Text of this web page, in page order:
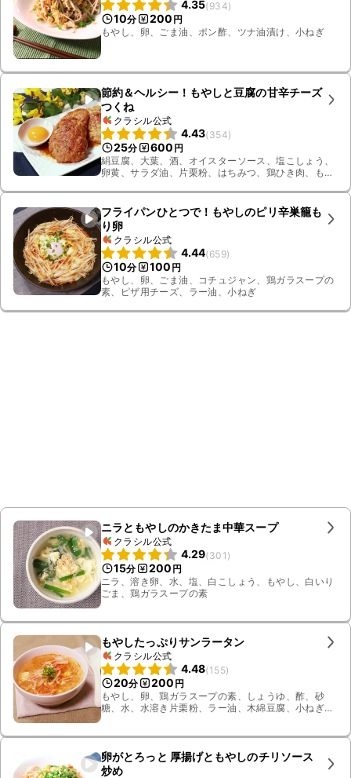
4.35(934)
10分 200 円
もやし、卵、ごま油、ポン酢、ツナ油漬け、小ねぎ
節約＆ヘルシー！もやしと豆腐の甘辛チーズ
つくね
クラシル公式
4.43(354)
25分 600 円
絹豆腐、大葉、酒、オイスターソース、塩こしょう、
卵黄、サラダ油、片栗粉、はちみつ、鶏ひき肉、もや
フライパンひとつで！もやしのピリ辛巣籠も
り卵
クラシル公式
4.44(659)
10分 100 円
もやし、卵、ごま油、コチュジャン、鶏ガラスープの
素、ピザ用チーズ、ラー油、小ねぎ
ニラともやしのかきたま中華スープ
クラシル公式
4.29(301 )
15分 200 円
ニラ、溶き卵、水、塩、白こしょう、もやし、白いり
ごま、鶏ガラスープの素
もやしたっぷりサンラータン
クラシル公式
4.48(155)
20分 200 円
もやし、卵、鶏ガラスープの素、しょうゆ、酢、砂
糖、水、水溶き片栗粉、ラー油、木綿豆腐、小ねぎ、
卵がとろっと 厚揚げともやしのチリソース
炒め